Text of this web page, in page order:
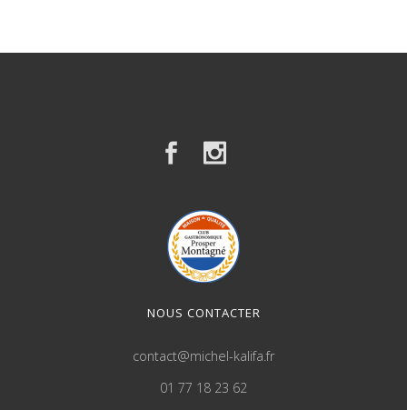
NOUS CONTACTER
contact@michel-kalifa.fr
01 77 18 23 62